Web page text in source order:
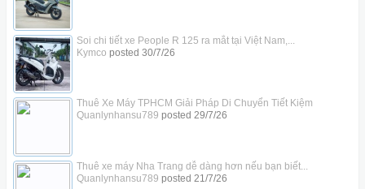
Soi chi tiết xe People R 125 ra mắt tại Việt Nam,...
Kymco posted 30/7/26
Thuê Xe Máy TPHCM Giải Pháp Di Chuyển Tiết Kiệm
Quanlynhansu789 posted 29/7/26
Thuê xe máy Nha Trang dễ dàng hơn nếu bạn biết...
Quanlynhansu789 posted 21/7/26